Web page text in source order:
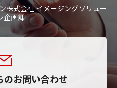
株式会社 イメージングソリュー
企画課
のお問い合わせ